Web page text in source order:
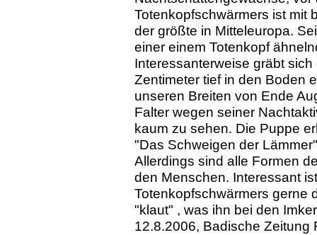
Totenkopfschwärmers ist mit
der größte in Mitteleuropa.
einer einem Totenkopf
Interessanterweise gräbt
Zentimeter tief in den Boden
unseren Breiten von Ende
Falter wegen seiner
kaum zu sehen. Die Puppe
"Das Schweigen der
Allerdings sind alle Formen
den Menschen. Interessant
Totenkopfschwärmers gerne
"klaut" , was ihn bei den
12.8.2006, Badische Zeitung